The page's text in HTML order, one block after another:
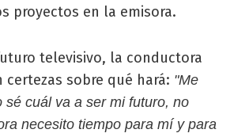
proyectos en la emisora.
televisivo, la conductora
sobre qué hará: "Me
sé cuál va a ser mi futuro, no
necesito tiempo para mí y para